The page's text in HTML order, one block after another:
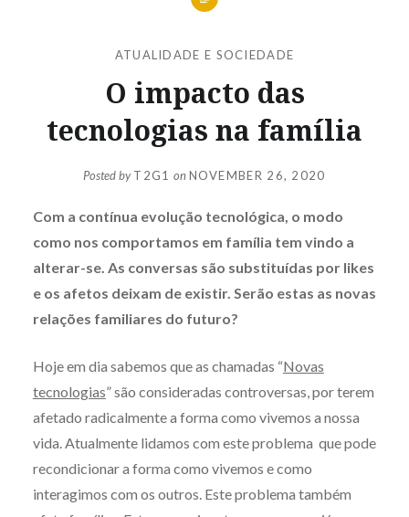
ATUALIDADE E SOCIEDADE
O impacto das
tecnologias na família
Posted byT2G1 onNOVEMBER 26, 2020
Com a contínua evolução tecnológica, o modo
como nos comportamos em família tem vindo a
alterar-se. As conversas são substituídas por likes
e os afetos deixam de existir. Serão estas as novas
relações familiares do futuro?
Hoje em dia sabemos que as chamadas “Novas
tecnologias” são consideradas controversas, por terem
afetado radicalmente a forma como vivemos a nossa
vida. Atualmente lidamos com este problema que pode
recondicionar a forma como vivemos e como
interagimos com os outros. Este problema também